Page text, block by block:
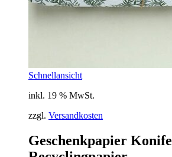
Schnellansicht
inkl. 19 % MwSt.
zzgl. Versandkosten
Geschenkpapier